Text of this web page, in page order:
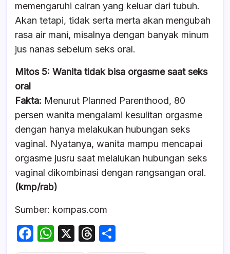
memengaruhi cairan yang keluar dari tubuh.
Akan tetapi, tidak serta merta akan mengubah
rasa air mani, misalnya dengan banyak minum
jus nanas sebelum seks oral.
Mitos 5: Wanita tidak bisa orgasme saat seks
oral
Fakta: Menurut Planned Parenthood, 80
persen wanita mengalami kesulitan orgasme
dengan hanya melakukan hubungan seks
vaginal. Nyatanya, wanita mampu mencapai
orgasme jusru saat melalukan hubungan seks
vaginal dikombinasi dengan rangsangan oral.
(kmp/rab)
Sumber: kompas.com
F
a
W
h
X
T
hr h